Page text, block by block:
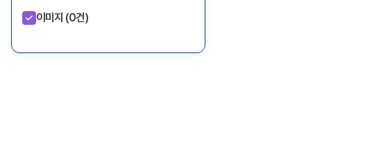
이미지 (0건)